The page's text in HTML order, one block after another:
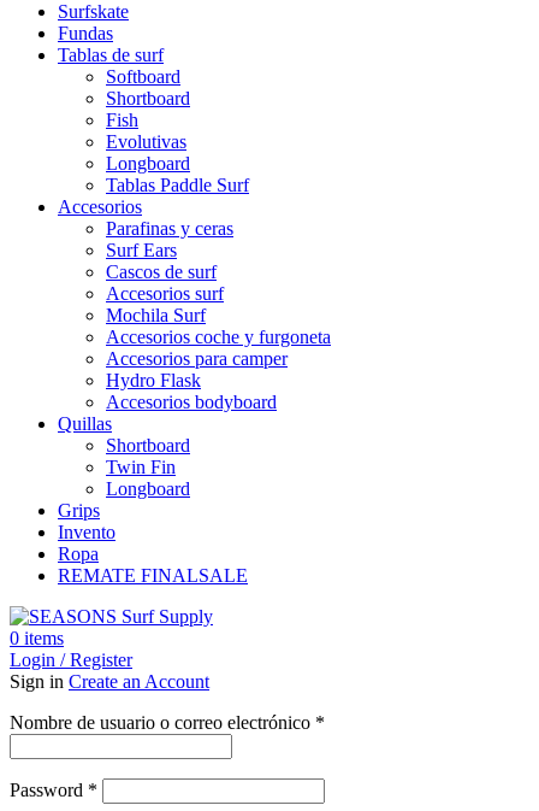
Surfskate
Fundas
Tablas de surf
Softboard
Shortboard
Fish
Evolutivas
Longboard
Tablas Paddle Surf
Accesorios
Parafinas y ceras
Surf Ears
Cascos de surf
Accesorios surf
Mochila Surf
Accesorios coche y furgoneta
Accesorios para camper
Hydro Flask
Accesorios bodyboard
Quillas
Shortboard
Twin Fin
Longboard
Grips
Invento
Ropa
REMATE FINALSALE
0 items
Login / Register
Sign in Create an Account
Nombre de usuario o correo electrónico *
Password *